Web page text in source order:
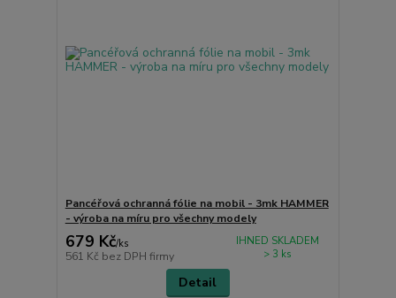
Pancéřová ochranná fólie na mobil - 3mk HAMMER
- výroba na míru pro všechny modely
679 Kč/ks
561 Kč bez DPH firmy
IHNED SKLADEM
> 3 ks
Detail